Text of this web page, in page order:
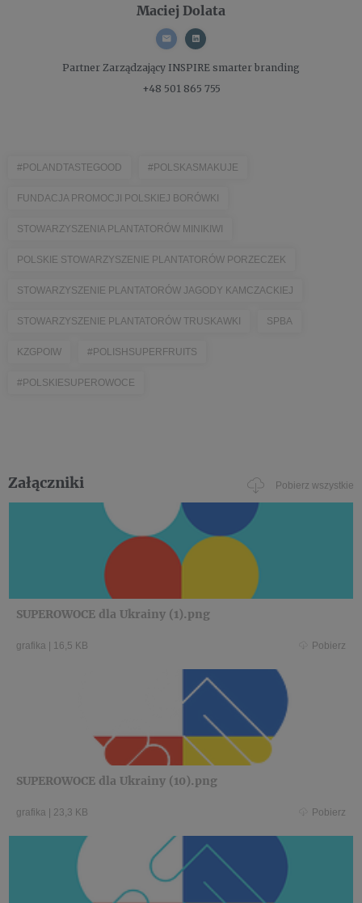
Maciej Dolata
Partner Zarządzający INSPIRE smarter branding
+48 501 865 755
#POLANDTASTEGOOD #POLSKASMAKUJE
FUNDACJA PROMOCJI POLSKIEJ BORÓWKI
STOWARZYSZENIA PLANTATORÓW MINIKIWI
POLSKIE STOWARZYSZENIE PLANTATORÓW PORZECZEK
STOWARZYSZENIE PLANTATORÓW JAGODY KAMCZACKIEJ
STOWARZYSZENIE PLANTATORÓW TRUSKAWKI SPBA
KZGPOIW #POLISHSUPERFRUITS
#POLSKIESUPEROWOCE
Załączniki Pobierz wszystkie
SUPEROWOCE dla Ukrainy (1).png
grafika | 16,5 KB Pobierz
SUPEROWOCE dla Ukrainy (10).png
grafika | 23,3 KB Pobierz